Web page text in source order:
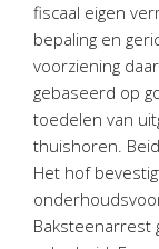
fiscaal eigen
bepaling en
voorziening
gebaseerd op
toedelen van
thuishoren.
Het hof
Baksteenarrest